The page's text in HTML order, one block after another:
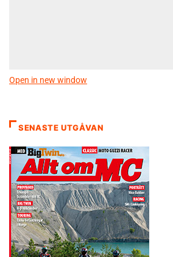
Open in new window
SENASTE UTGÅVAN